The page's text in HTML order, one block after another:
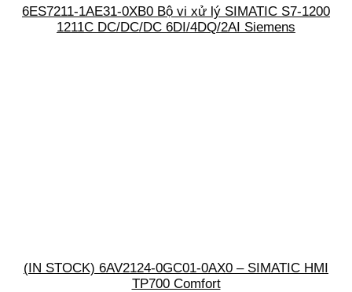
6ES7211-1AE31-0XB0 Bộ vi xử lý SIMATIC S7-1200
1211C DC/DC/DC 6DI/4DQ/2AI Siemens
(IN STOCK) 6AV2124-0GC01-0AX0 – SIMATIC HMI
TP700 Comfort